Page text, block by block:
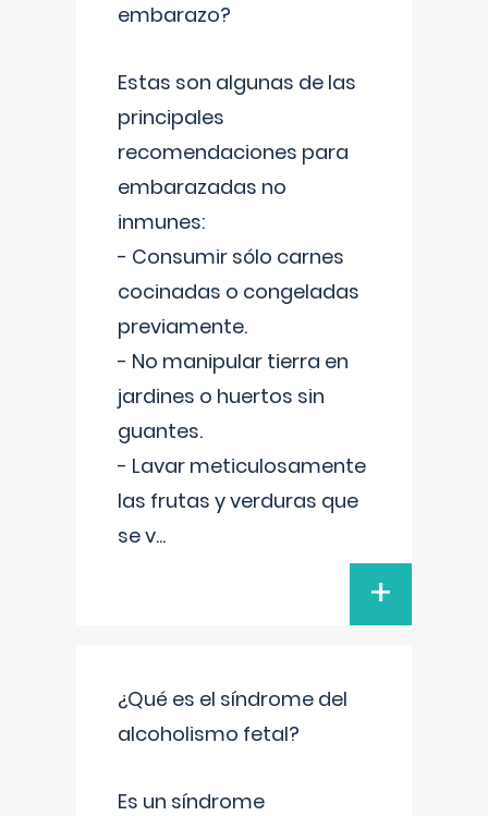
embarazo?
Estas son algunas de las
principales
recomendaciones para
embarazadas no
inmunes:
- Consumir sólo carnes
cocinadas o congeladas
previamente.
- No manipular tierra en
jardines o huertos sin
guantes.
- Lavar meticulosamente
las frutas y verduras que
se v...
+
¿Qué es el síndrome del
alcoholismo fetal?
Es un síndrome